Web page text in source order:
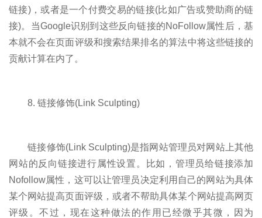
链接)，或者是一个付费交易的链接(比如广告或赞助商的链
接)。当Google识别到这些反向链接的NoFollow属性后，基
本就不会在页面评级和搜索结果排名的算法中将这些链接的
贡献计算在内了。
8. 链接修饰(Link Sculpting)
链接修饰(Link Sculpting)是指网站管理员对网站上其他
网站的反向链接进行属性设置。比如，管理员给链接添加
Nofollow属性，这可以让管理员决定利用自己的网站为具体
某个网站提高页面评级，或者不帮助具体某个网站提高网页
评级。不过，现在这种做法的作用已经微乎其微，因为